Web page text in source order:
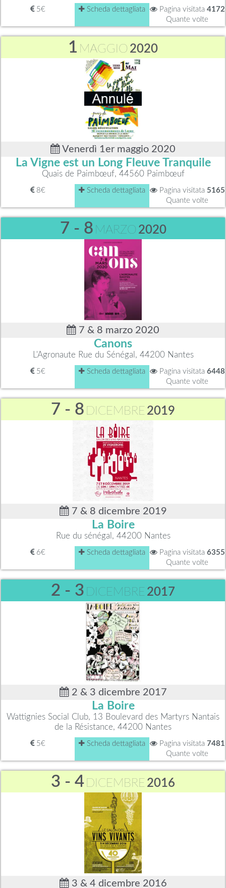
5€ Scheda dettagliata Pagina visitata 4172
Quante volte
1 MAGGIO 2020
Venerdì 1er maggio 2020
La Vigne est un Long Fleuve Tranquile
Quais de Paimbœuf, 44560 Paimbœuf
8€ Scheda dettagliata Pagina visitata 5165
Quante volte
7 - 8 MARZO 2020
7 & 8 marzo 2020
Canons
L'Agronaute Rue du Sénégal, 44200 Nantes
5€ Scheda dettagliata Pagina visitata 6448
Quante volte
7 - 8 DICEMBRE 2019
7 & 8 dicembre 2019
La Boire
Rue du sénégal, 44200 Nantes
6€ Scheda dettagliata Pagina visitata 6355
Quante volte
2 - 3 DICEMBRE 2017
2 & 3 dicembre 2017
La Boire
Wattignies Social Club, 13 Boulevard des Martyrs Nantais
de la Résistance, 44200 Nantes
5€ Scheda dettagliata Pagina visitata 7481
Quante volte
3 - 4 DICEMBRE 2016
3 & 4 dicembre 2016